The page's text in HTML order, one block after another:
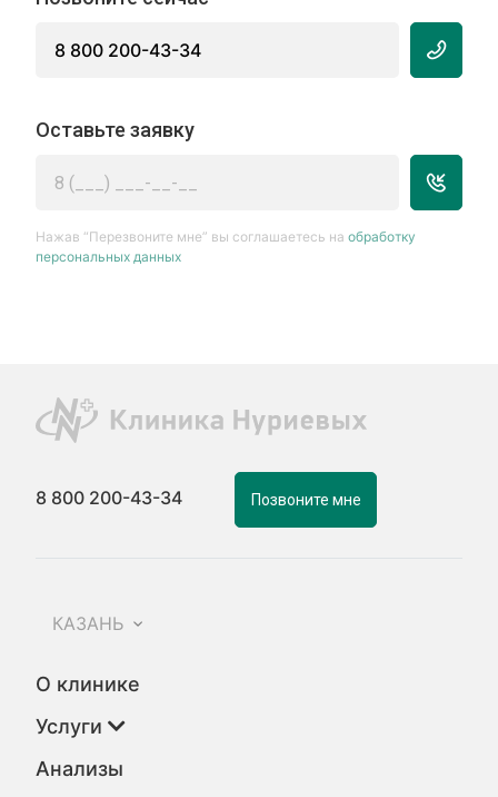
8 800 200-43-34
Оставьте заявку
Нажав “Перезвоните мне” вы соглашаетесь наобработку
персональных данных
8 800 200-43-34 Позвоните мне
КАЗАНЬ
О клинике
Услуги
Анализы